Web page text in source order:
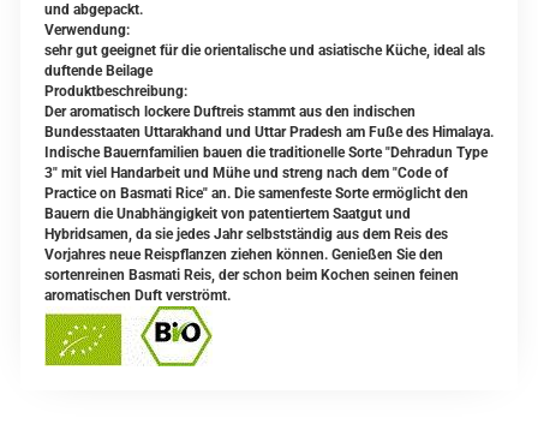
und abgepackt.
Verwendung:
sehr gut geeignet für die orientalische und asiatische Küche, ideal als
duftende Beilage
Produktbeschreibung:
Der aromatisch lockere Duftreis stammt aus den indischen
Bundesstaaten Uttarakhand und Uttar Pradesh am Fuße des Himalaya.
Indische Bauernfamilien bauen die traditionelle Sorte "Dehradun Type
3" mit viel Handarbeit und Mühe und streng nach dem "Code of
Practice on Basmati Rice" an. Die samenfeste Sorte ermöglicht den
Bauern die Unabhängigkeit von patentiertem Saatgut und
Hybridsamen, da sie jedes Jahr selbstständig aus dem Reis des
Vorjahres neue Reispflanzen ziehen können. Genießen Sie den
sortenreinen Basmati Reis, der schon beim Kochen seinen feinen
aromatischen Duft verströmt.